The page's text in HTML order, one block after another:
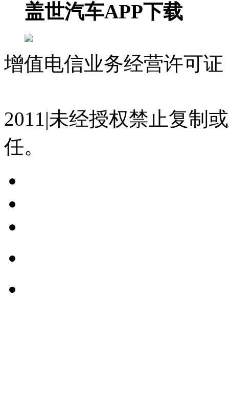
盖世汽车APP下载
增值电信业务经营许可
2011|未经授权禁止复制
任。